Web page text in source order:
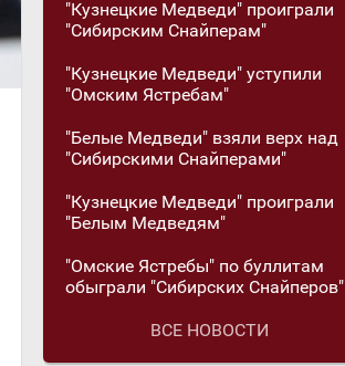
"Кузнецкие Медведи" проиграли
"Сибирским Снайперам"
"Кузнецкие Медведи" уступили
"Омским Ястребам"
"Белые Медведи" взяли верх над
"Сибирскими Снайперами"
"Кузнецкие Медведи" проиграли
"Белым Медведям"
"Омские Ястребы" по буллитам
обыграли "Сибирских Снайперов"
ВСЕ НОВОСТИ